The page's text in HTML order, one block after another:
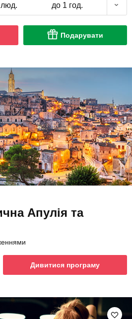
до 1 год.
Подарувати
Апулія та
Дивитися програму